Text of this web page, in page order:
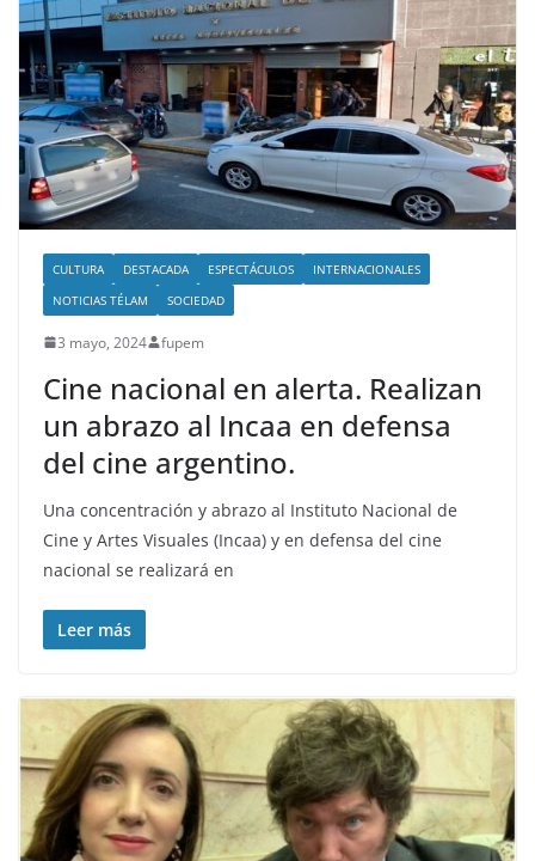
CULTURA DESTACADA ESPECTÁCULOS
INTERNACIONALES
NOTICIAS TÉLAM
SOCIEDAD
3 mayo, 2024 fupem
Cine nacional en alerta. Realizan
un abrazo al Incaa en defensa
del cine argentino.
Una concentración y abrazo al Instituto Nacional de
Cine y Artes Visuales (Incaa) y en defensa del cine
nacional se realizará en
Leer más